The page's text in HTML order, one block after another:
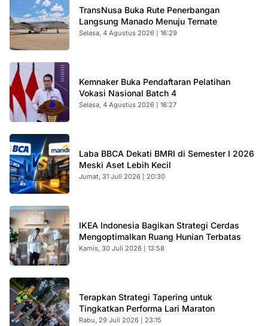
TransNusa Buka Rute Penerbangan
Langsung Manado Menuju Ternate
Selasa, 4 Agustus 2026 | 16:29
Kemnaker Buka Pendaftaran Pelatihan
Vokasi Nasional Batch 4
Selasa, 4 Agustus 2026 | 16:27
Laba BBCA Dekati BMRI di Semester I 2026
Meski Aset Lebih Kecil
Jumat, 31 Juli 2026 | 20:30
IKEA Indonesia Bagikan Strategi Cerdas
Mengoptimalkan Ruang Hunian Terbatas
Kamis, 30 Juli 2026 | 13:58
Terapkan Strategi Tapering untuk
Tingkatkan Performa Lari Maraton
Rabu, 29 Juli 2026 | 23:15